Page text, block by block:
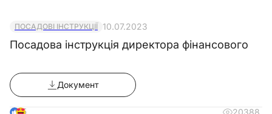
ПОСАДОВІ ІНСТРУКЦІЇ 10.07.2023
Посадова інструкція директора фінансового
Документ
5
20388